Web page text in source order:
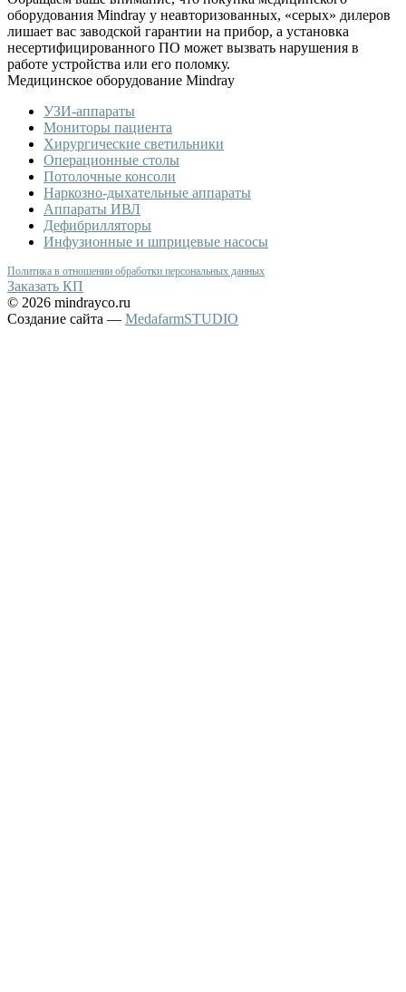
оборудования Mindray у неавторизованных, «серых» дилеров
лишает вас заводской гарантии на прибор, а установка
несертифицированного ПО может вызвать нарушения в
работе устройства или его поломку.
Медицинское оборудование Mindray
УЗИ-аппараты
Мониторы пациента
Хирургические светильники
Операционные столы
Потолочные консоли
Наркозно-дыхательные аппараты
Аппараты ИВЛ
Дефибрилляторы
Инфузионные и шприцевые насосы
Политика в отношении обработки персональных данных
Заказать КП
© 2026 mindrayco.ru
Создание сайта — MedafarmSTUDIO